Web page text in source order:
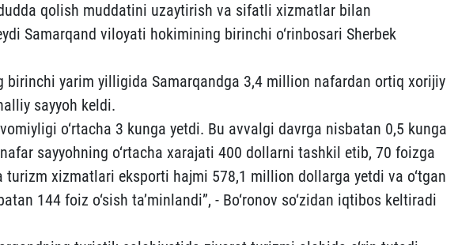
qolish muddatini uzaytirish va sifatli xizmatlar bilan
Samarqand viloyati hokimining birinchi o‘rinbosari Sherbek
birinchi yarim yilligida Samarqandga 3,4 million nafardan ortiq xorijiy
sayyoh keldi.
o‘rtacha 3 kunga yetdi. Bu avvalgi davrga nisbatan 0,5 kunga
sayyohning o‘rtacha xarajati 400 dollarni tashkil etib, 70 foizga
xizmatlari eksporti hajmi 578,1 million dollarga yetdi va o‘tgan
144 foiz o‘sish ta’minlandi”, - Bo‘ronov so‘zidan iqtibos keltiradi